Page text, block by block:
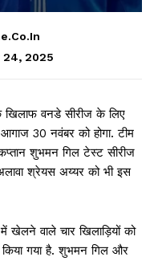
24, 2025
वनडे सीरीज के लिए
30 नवंबर को होगा. टीम
शुभमन गिल टेस्ट सीरीज
श्रेयस अय्यर को भी इस
खेलने वाले चार खिलाड़ियों को
गया है. शुभमन गिल और